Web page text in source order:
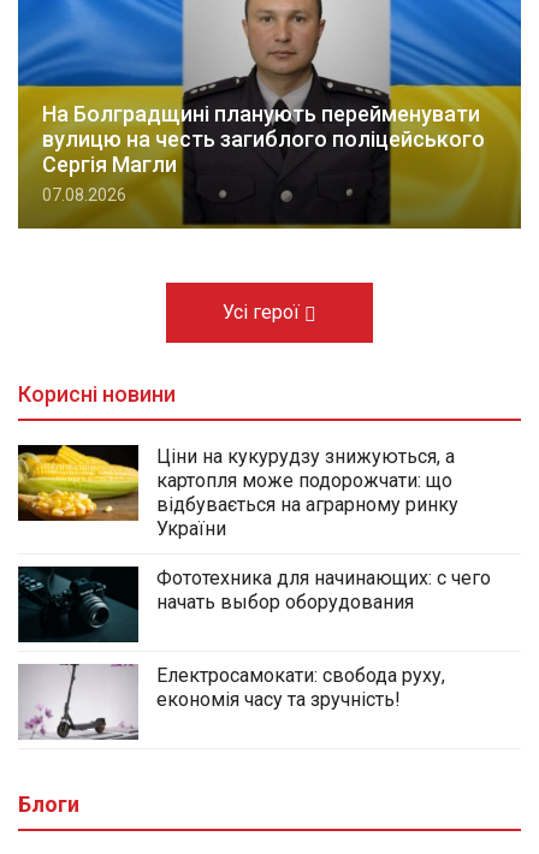
На Болградщині планують перейменувати
вулицю на честь загиблого поліцейського
Сергія Магли
07.08.2026
Усі герої
Корисні новини
Ціни на кукурудзу знижуються, а
картопля може подорожчати: що
відбувається на аграрному ринку
України
Фототехника для начинающих: с чего
начать выбор оборудования
Електросамокати: свобода руху,
економія часу та зручність!
Блоги